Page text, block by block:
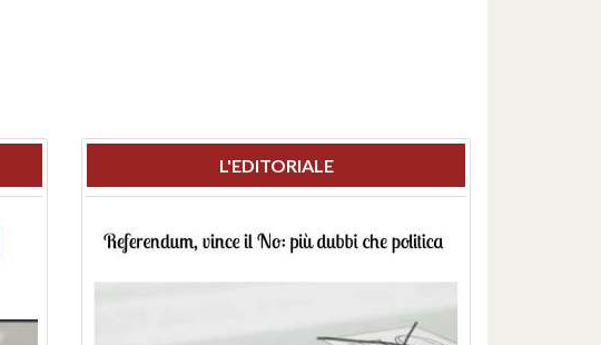
L'EDITORIALE